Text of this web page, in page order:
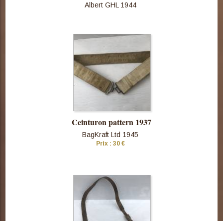
cette pièce
Albert GHL 1944
cette pièce
Ceinturon pattern 1937
BagKraft Ltd 1945
Prix : 30 €